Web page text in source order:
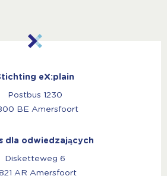
eX:plain
Postbus 1230
BE Amersfoort
dla odwiedzających
Disketteweg 6
AR Amersfoort